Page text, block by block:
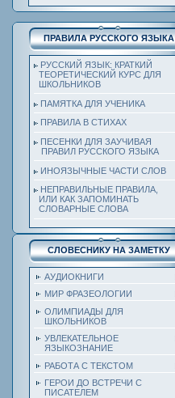
ПРАВИЛА РУССКОГО ЯЗЫКА
РУССКИЙ ЯЗЫК: КРАТКИЙ
ТЕОРЕТИЧЕСКИЙ КУРС ДЛЯ
ШКОЛЬНИКОВ
ПАМЯТКА ДЛЯ УЧЕНИКА
ПРАВИЛА В СТИХАХ
ПЕСЕНКИ ДЛЯ ЗАУЧИВАЯ
ПРАВИЛ РУССКОГО ЯЗЫКА
ИНОЯЗЫЧНЫЕ ЧАСТИ СЛОВ
НЕПРАВИЛЬНЫЕ ПРАВИЛА,
ИЛИ КАК ЗАПОМИНАТЬ
СЛОВАРНЫЕ СЛОВА
СЛОВЕСНИКУ НА ЗАМЕТКУ
АУДИОКНИГИ
МИР ФРАЗЕОЛОГИИ
ОЛИМПИАДЫ ДЛЯ
ШКОЛЬНИКОВ
УВЛЕКАТЕЛЬНОЕ
ЯЗЫКОЗНАНИЕ
РАБОТА С ТЕКСТОМ
ГЕРОИ ДО ВСТРЕЧИ С
ПИСАТЕЛЕМ